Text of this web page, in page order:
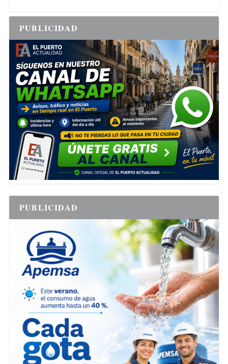
PUBLICIDAD
PUBLICIDAD